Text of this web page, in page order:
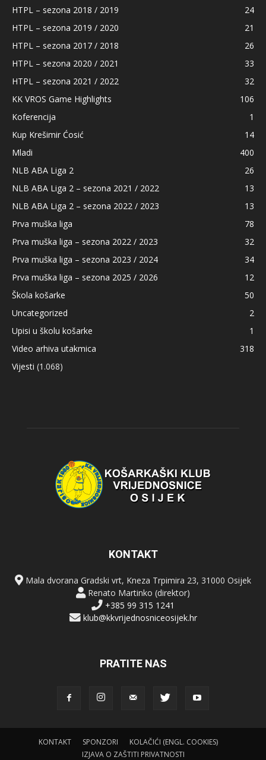
HTPL – sezona 2018 / 2019
24
HTPL – sezona 2019 / 2020
21
HTPL – sezona 2017 / 2018
26
HTPL – sezona 2020 / 2021
33
HTPL – sezona 2021 / 2022
32
KK VROS Game Highlights
106
Koferencija
1
Kup Krešimir Ćosić
14
Mladi
400
NLB ABA Liga 2
26
NLB ABA Liga 2 – sezona 2021 / 2022
13
NLB ABA Liga 2 – sezona 2022 / 2023
13
Prva muška liga
78
Prva muška liga – sezona 2022 / 2023
32
Prva muška liga – sezona 2023 / 2024
34
Prva muška liga – sezona 2025 / 2026
12
Škola košarke
50
Uncategorized
2
Upisi u školu košarke
1
Video arhiva utakmica
318
Vijesti (1.068)
KONTAKT
Mala dvorana Gradski vrt, Kneza Trpimira 23, 31000 Osijek
Renato Martinko (direktor)
+385 99 315 1241
klub@kkvrijednosniceosijek.hr
PRATITE NAS
KONTAKT SPONZORI
KOLAČIĆI (ENGL. COOKIES)
IZJAVA O ZAŠTITI PRIVATNOSTI